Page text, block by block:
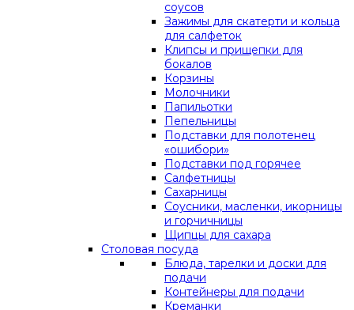
соусов
Зажимы для скатерти и кольца
для салфеток
Клипсы и прищепки для
бокалов
Корзины
Молочники
Папильотки
Пепельницы
Подставки для полотенец
«ошибори»
Подставки под горячее
Салфетницы
Сахарницы
Соусники, масленки, икорницы
и горчичницы
Щипцы для сахара
Столовая посуда
Блюда, тарелки и доски для
подачи
Контейнеры для подачи
Креманки